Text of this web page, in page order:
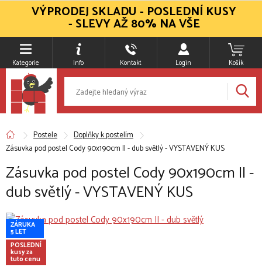
Kategorie Info Kontakt Login Košík
Postele
Doplňky k postelím
Zásuvka pod postel Cody 90x190cm II - dub světlý - VYSTAVENÝ KUS
Zásuvka pod postel Cody 90x190cm II -
dub světlý - VYSTAVENÝ KUS
ZÁRUKA
5 LET
POSLEDNÍ
kusy za
tuto cenu
VÝPRODEJ SKLADU - POSLEDNÍ KUSY
- SLEVY AŽ 80% NA VŠE